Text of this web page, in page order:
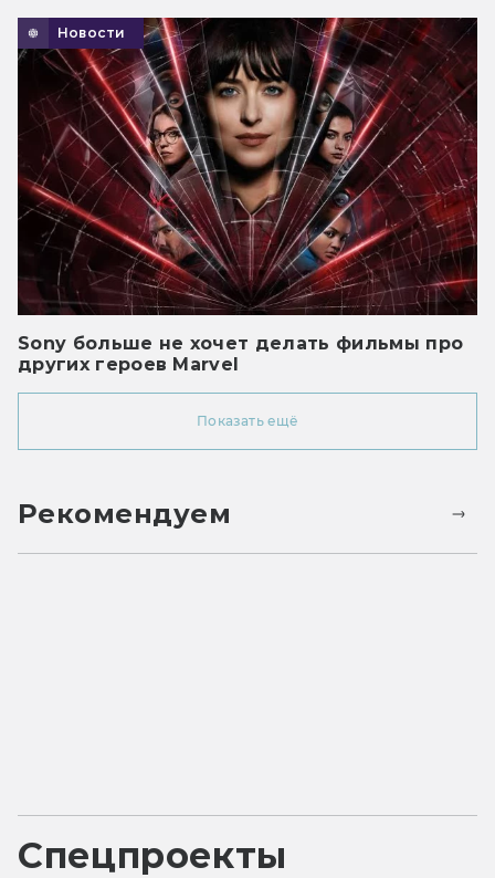
Новости
Sony больше не хочет делать фильмы про
других героев Marvel
Показать ещё
Рекомендуем
Спецпроекты